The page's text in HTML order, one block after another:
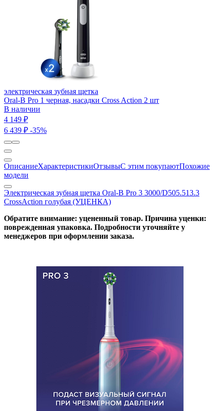
электрическая зубная щетка
Oral-B Pro 1 черная, насадки Cross Action 2 шт
В наличии
4 149 ₽
6 439 ₽ -35%
ОписаниеХарактеристикиОтзывыС этим покупаютПохожие
модели
Электрическая зубная щетка Oral-B Pro 3 3000/D505.513.3
CrossAction голубая (УЦЕНКА)
Обратите внимание: уцененный товар. Причина уценки:
поврежденная упаковка. Подробности уточняйте у
менеджеров при оформлении заказа.